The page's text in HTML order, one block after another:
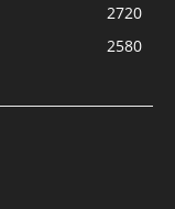
2720
2580